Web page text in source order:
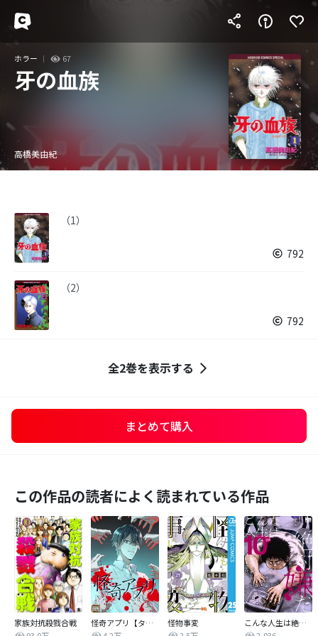
ホラー 67
牙の血族
高橋美由紀
（1）
792
（2）
792
全2巻を表示する
まとめて購入
この作品の読者によく読まれている作品
家族対抗殺戮合戦
怪奇アプリ【タテヨミ】
怪物事変
こんな人生は絶対嫌だ